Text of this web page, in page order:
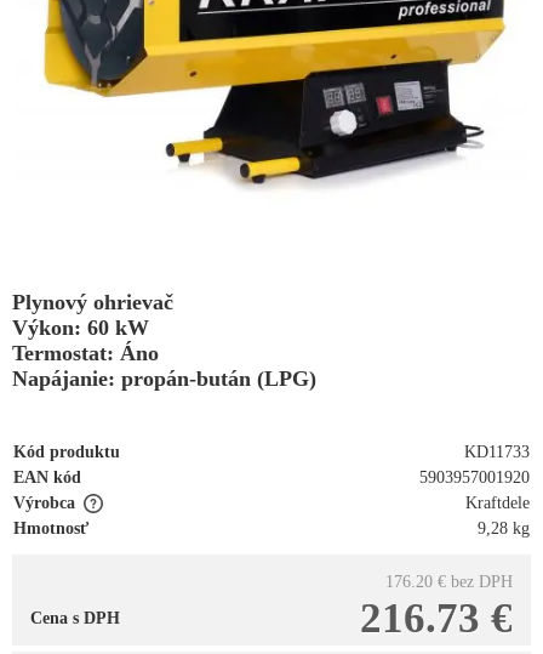
Plynový ohrievač
Výkon: 60 kW
Termostat: Áno
Napájanie: propán-bután (LPG)
Kód produktu
KD11733
EAN kód
5903957001920
Výrobca
Kraftdele
Hmotnosť
9,28 kg
176.20 € bez DPH
216.73 €
Cena s DPH